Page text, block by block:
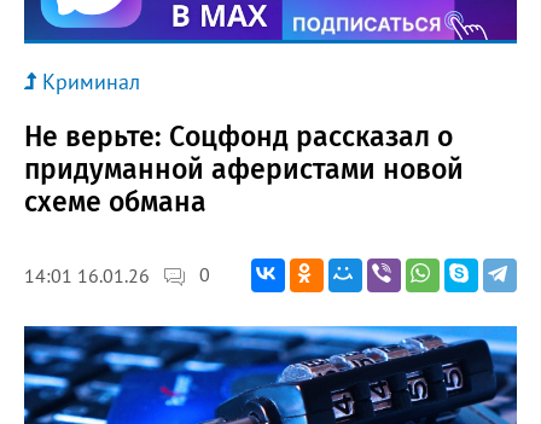
Криминал
Не верьте: Соцфонд рассказал о
придуманной аферистами новой
схеме обмана
14:01 16.01.26 0